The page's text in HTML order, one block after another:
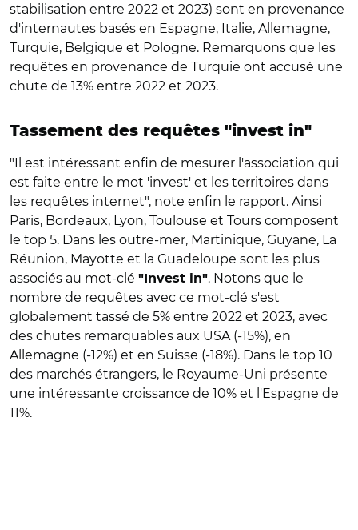
stabilisation entre 2022 et 2023) sont en provenance
d'internautes basés en Espagne, Italie, Allemagne,
Turquie, Belgique et Pologne. Remarquons que les
requêtes en provenance de Turquie ont accusé une
chute de 13% entre 2022 et 2023.
Tassement des requêtes "invest in"
"Il est intéressant enfin de mesurer l'association qui
est faite entre le mot 'invest' et les territoires dans
les requêtes internet", note enfin le rapport. Ainsi
Paris, Bordeaux, Lyon, Toulouse et Tours composent
le top 5. Dans les outre-mer, Martinique, Guyane, La
Réunion, Mayotte et la Guadeloupe sont les plus
associés au mot-clé "Invest in". Notons que le
nombre de requêtes avec ce mot-clé s'est
globalement tassé de 5% entre 2022 et 2023, avec
des chutes remarquables aux USA (-15%), en
Allemagne (-12%) et en Suisse (-18%). Dans le top 10
des marchés étrangers, le Royaume-Uni présente
une intéressante croissance de 10% et l'Espagne de
11%.